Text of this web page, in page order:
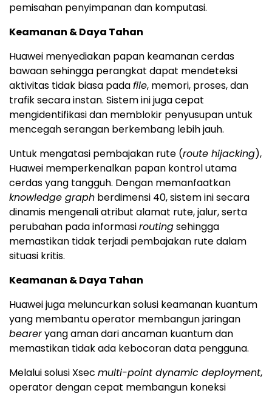
pemisahan penyimpanan dan komputasi.
Keamanan & Daya Tahan
Huawei menyediakan papan keamanan cerdas
bawaan sehingga perangkat dapat mendeteksi
aktivitas tidak biasa padafile, memori, proses, dan
trafik secara instan. Sistem ini juga cepat
mengidentifikasi dan memblokir penyusupan untuk
mencegah serangan berkembang lebih jauh.
Untuk mengatasi pembajakan rute (route hijacking),
Huawei memperkenalkan papan kontrol utama
cerdas yang tangguh. Dengan memanfaatkan
knowledge graph berdimensi 40, sistem ini secara
dinamis mengenali atribut alamat rute, jalur, serta
perubahan pada informasiroutingsehingga
memastikan tidak terjadi pembajakan rute dalam
situasi kritis.
Keamanan & Daya Tahan
Huawei juga meluncurkan solusi keamanan kuantum
yang membantu operator membangun jaringan
beareryang aman dari ancaman kuantum dan
memastikan tidak ada kebocoran data pengguna.
Melalui solusi Xsec multi-point dynamic deployment,
operator dengan cepat membangun koneksi